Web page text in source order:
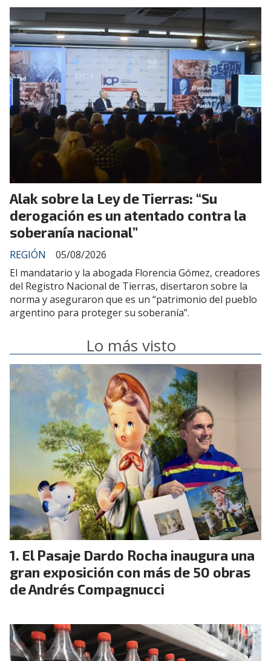
Alak sobre la Ley de Tierras: “Su
derogación es un atentado contra la
soberanía nacional”
REGIÓN
05/08/2026
El mandatario y la abogada Florencia Gómez, creadores
del Registro Nacional de Tierras, disertaron sobre la
norma y aseguraron que es un “patrimonio del pueblo
argentino para proteger su soberanía”.
Lo más visto
El Pasaje Dardo Rocha inaugura una
gran exposición con más de 50 obras
de Andrés Compagnucci